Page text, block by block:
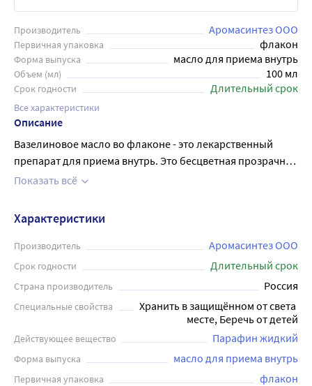
Производитель Аромасинтез ООО
Первичная упаковка флакон
Форма выпуска масло для приема внутрь
Объем (мл) 100 мл
Срок годности Длительный срок
Все характеристики
Описание
Вазелиновое масло во флаконе - это лекарственный
препарат для приема внутрь. Это бесцветная прозрачная
маслянистая жидкость без запаха. Размягчает каловые
моторику кишечника. Слабительный эффект наступает
через 6-8 часов. Прием препарата при беременности
противопоказан, из-за возможной рефлекторной
стимуляции матки. В период грудного вскармливания
1-2 столовые ложки в день через 2 часа после приема
пищи. Курс лечения - не более 5 дней. Перед
применением рекомендуется проконсультироваться с
врачом.
Показать всё
Характеристики
Производитель Аромасинтез ООО
Срок годности Длительный срок
Страна производитель Россия
Специальные свойства
Хранить в защищённом от света
месте, Беречь от детей
Действующее вещество Парафин жидкий
Форма выпуска масло для приема внутрь
Первичная упаковка флакон